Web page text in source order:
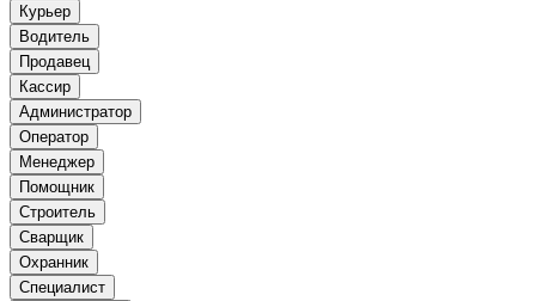
Курьер
Водитель
Продавец
Кассир
Администратор
Оператор
Менеджер
Помощник
Строитель
Сварщик
Охранник
Специалист